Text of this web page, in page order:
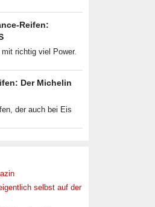
Reifen:
richtig viel Power.
Der Michelin
der auch bei Eis
selbst auf der